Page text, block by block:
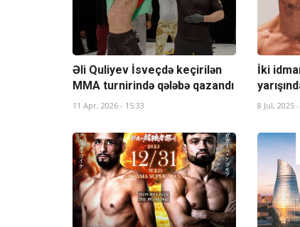
Əli Quliyev İsveçdə keçirilən
MMA turnirində qələbə qazandı
11 Apr, 2026 - 15:33
İki
8 Jul, 2025